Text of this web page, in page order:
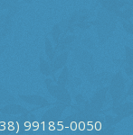
99185-0050